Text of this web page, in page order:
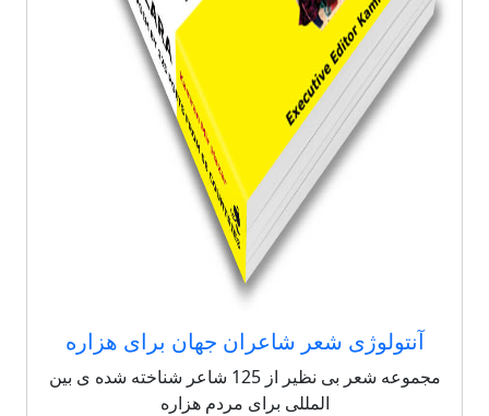
آنتولوژی شعر شاعران جهان برای هزاره
مجموعه شعر بی نظیر از 125 شاعر شناخته شده ی بین
المللی برای مردم هزاره